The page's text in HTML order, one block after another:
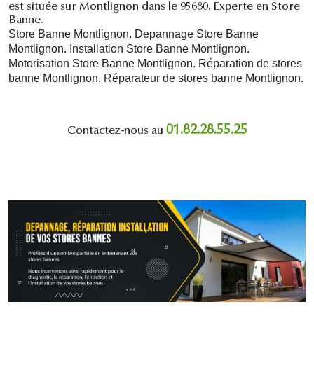
est située sur Montlignon dans le 95680. Experte en Store
Banne.
Store Banne Montlignon. Depannage Store Banne
Montlignon. Installation Store Banne Montlignon.
Motorisation Store Banne Montlignon. Réparation de stores
banne Montlignon. Réparateur de stores banne Montlignon.
Contactez-nous au 01.82.28.55.25